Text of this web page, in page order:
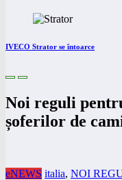
IVECO Strator se întoarce
Noi reguli
șoferilor de
eNEWS italia, NOI